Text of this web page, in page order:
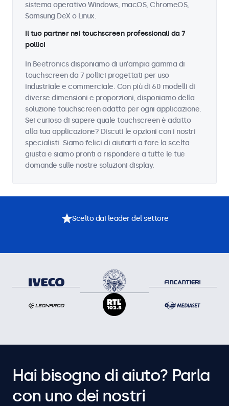
sistema operativo Windows, macOS, ChromeOS,
Samsung DeX o Linux.
Il tuo partner nei touchscreen professionali da 7
pollici
In Beetronics disponiamo di un'ampia gamma di
touchscreen da 7 pollici progettati per uso
industriale e commerciale. Con più di 60 modelli di
diverse dimensioni e proporzioni, disponiamo della
soluzione touchscreen adatta per ogni applicazione.
Sei curioso di sapere quale touchscreen è adatto
alla tua applicazione? Discuti le opzioni con i nostri
specialisti. Siamo felici di aiutarti a fare la scelta
giusta e siamo pronti a rispondere a tutte le tue
domande sulle nostre soluzioni display.
Scelto dai leader del settore
Hai bisogno di aiuto? Parla
con uno dei nostri